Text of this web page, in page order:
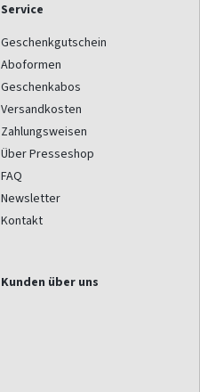
Service
Geschenkgutschein
Aboformen
Geschenkabos
Versandkosten
Zahlungsweisen
Über Presseshop
FAQ
Newsletter
Kontakt
Kunden über uns